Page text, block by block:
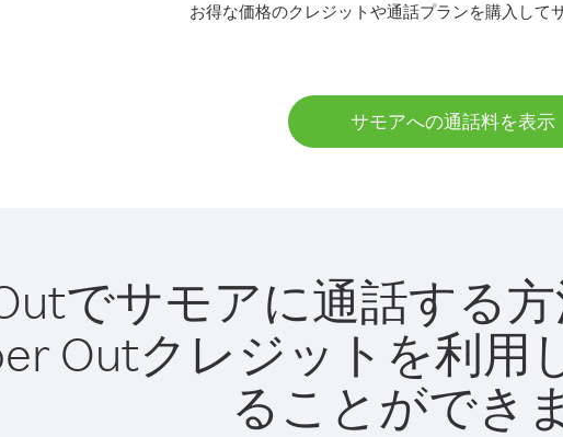
お得な価格のクレジットや通話プランを購入して
サモアへの通話料を表示
でサモアに通話する方
Outクレジットを利用
ることができ